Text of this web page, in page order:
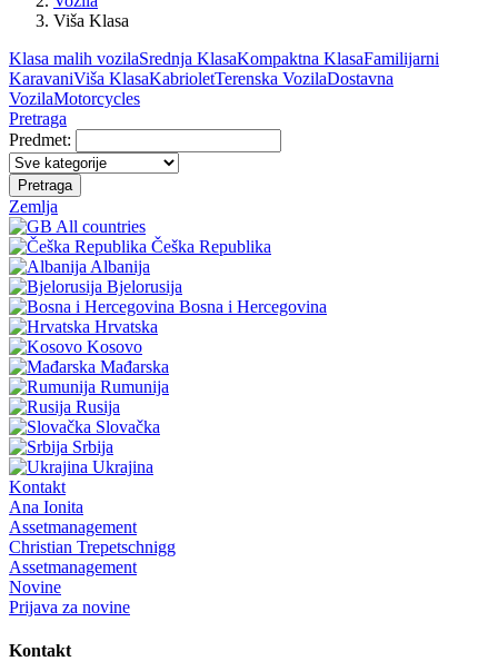
Viša Klasa
Klasa malih vozilaSrednja KlasaKompaktna KlasaFamilijarni
KaravaniViša KlasaKabrioletTerenska VozilaDostavna
VozilaMotorcycles
Pretraga
Predmet:
Pretraga
Zemlja
All countries
Češka Republika
Albanija
Bjelorusija
Bosna i Hercegovina
Hrvatska
Kosovo
Mađarska
Rumunija
Rusija
Slovačka
Srbija
Ukrajina
Kontakt
Ana Ionita
Assetmanagement
Christian Trepetschnigg
Assetmanagement
Novine
Prijava za novine
Kontakt